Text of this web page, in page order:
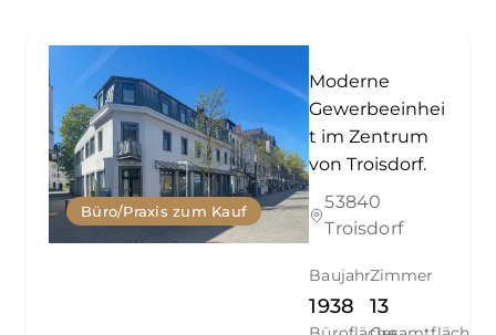
Büro/Praxis zum Kauf
Moderne
Gewerbeeinhei
t im Zentrum
von Troisdorf.
53840
Troisdorf
Baujahr
1938
Zimmer
13